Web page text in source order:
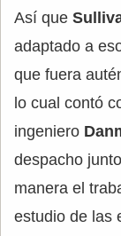
Así que
adaptado a
que fuera
lo cual contó
ingeniero
despacho
manera el
estudio de las